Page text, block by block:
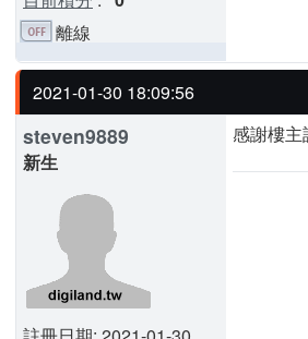
離線
2021-01-30 18:09:56
steven9889
新生
感謝樓主